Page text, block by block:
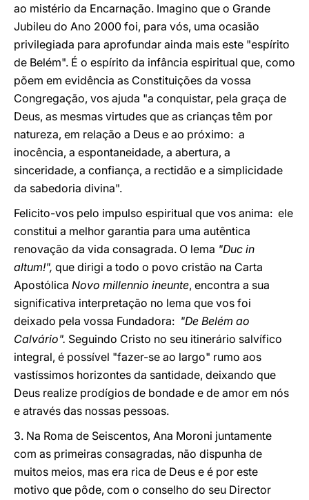
ao mistério da Encarnação. Imagino que o Grande
Jubileu do Ano 2000 foi, para vós, uma ocasião
privilegiada para aprofundar ainda mais este "espírito
de Belém". É o espírito da infância espiritual que, como
põem em evidência as Constituições da vossa
Congregação, vos ajuda "a conquistar, pela graça de
Deus, as mesmas virtudes que as crianças têm por
natureza, em relação a Deus e ao próximo: a
inocência, a espontaneidade, a abertura, a
sinceridade, a confiança, a rectidão e a simplicidade
da sabedoria divina".
Felicito-vos pelo impulso espiritual que vos anima: ele
constitui a melhor garantia para uma autêntica
renovação da vida consagrada. O lema "Duc in
altum!", que dirigi a todo o povo cristão na Carta
Apostólica Novo millennio ineunte, encontra a sua
significativa interpretação no lema que vos foi
deixado pela vossa Fundadora: "De Belém ao
Calvário". Seguindo Cristo no seu itinerário salvífico
integral, é possível "fazer-se ao largo" rumo aos
vastíssimos horizontes da santidade, deixando que
Deus realize prodígios de bondade e de amor em nós
e através das nossas pessoas.
3. Na Roma de Seiscentos, Ana Moroni juntamente
com as primeiras consagradas, não dispunha de
muitos meios, mas era rica de Deus e é por este
motivo que pôde, com o conselho do seu Director